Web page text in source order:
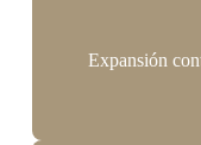
Expansión